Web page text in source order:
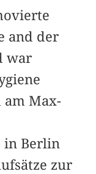
and der
war
am Max-
in Berlin
zur